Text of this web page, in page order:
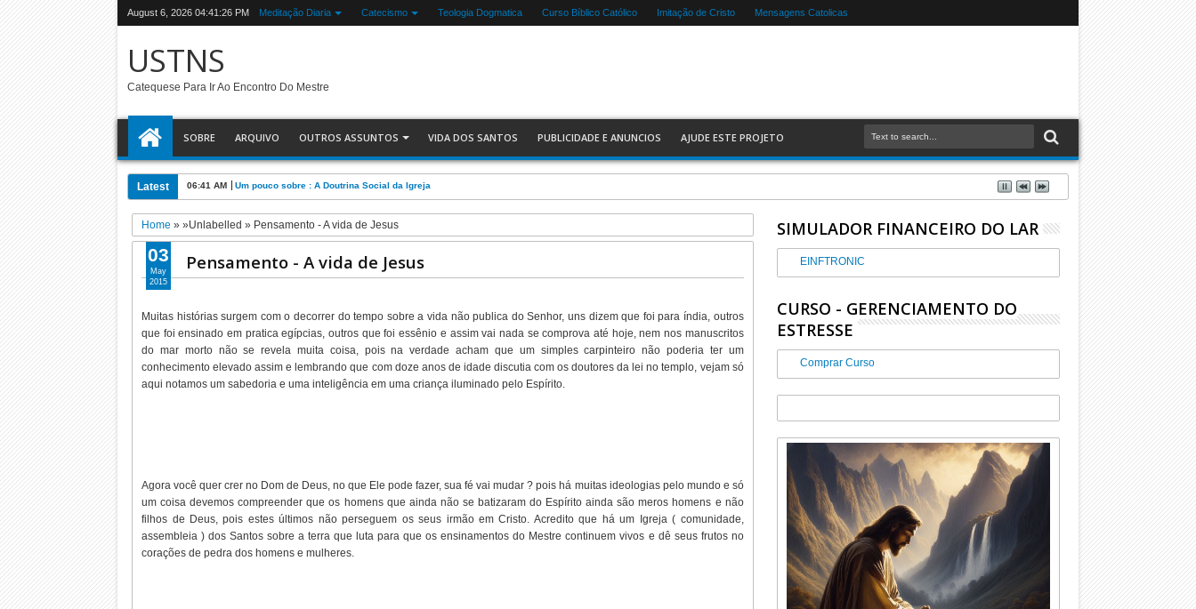
August 6, 2026 04:41:27 PM Meditação Diaria Catecismo Teologia Dogmatica Curso Bíblico Católico Imitação de Cristo Mensagens Catolicas
USTNS
Catequese Para Ir Ao Encontro Do Mestre
SOBRE ARQUIVO OUTROS ASSUNTOS VIDA DOS SANTOS PUBLICIDADE E ANUNCIOS AJUDE ESTE PROJETO
Latest 06:41 AM Um pouco sobre : A Doutrina Social da Igreja
Home » »Unlabelled » Pensamento - A vida de Jesus
Pensamento - A vida de Jesus
Muitas histórias surgem com o decorrer do tempo sobre a vida não publica do Senhor, uns dizem que foi para índia, outros
que foi ensinado em pratica egípcias, outros que foi essênio e assim vai nada se comprova até hoje, nem nos manuscritos
do mar morto não se revela muita coisa, pois na verdade acham que um simples carpinteiro não poderia ter um
conhecimento elevado assim e lembrando que com doze anos de idade discutia com os doutores da lei no templo, vejam só
aqui notamos um sabedoria e uma inteligência em uma criança iluminado pelo Espírito.
Agora você quer crer no Dom de Deus, no que Ele pode fazer, sua fé vai mudar ? pois há muitas ideologias pelo mundo e só
um coisa devemos compreender que os homens que ainda não se batizaram do Espírito ainda são meros homens e não
filhos de Deus, pois estes últimos não perseguem os seus irmão em Cristo. Acredito que há um Igreja ( comunidade,
assembleia ) dos Santos sobre a terra que luta para que os ensinamentos do Mestre continuem vivos e dê seus frutos no
corações de pedra dos homens e mulheres.
03
May
2015
SIMULADOR FINANCEIRO DO LAR
EINFTRONIC
CURSO - GERENCIAMENTO DO
ESTRESSE
Comprar Curso